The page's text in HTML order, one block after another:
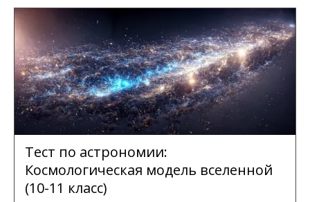
Тест по астрономии:
Космологическая модель вселенной
(10-11 класс)